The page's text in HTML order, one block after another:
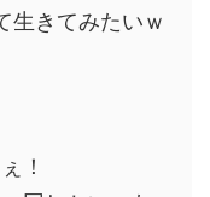
生きてみたいｗ
！